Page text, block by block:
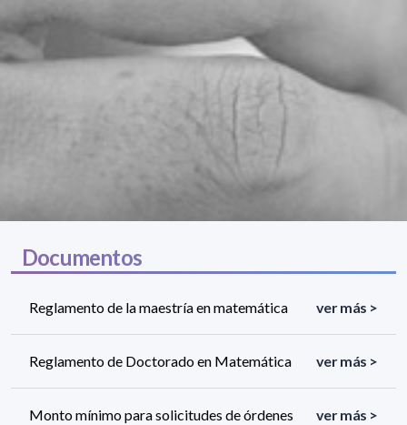
Documentos
Reglamento de la maestría en matemática ver más >
Reglamento de Doctorado en Matemática ver más >
Monto mínimo para solicitudes de órdenes
ver más >